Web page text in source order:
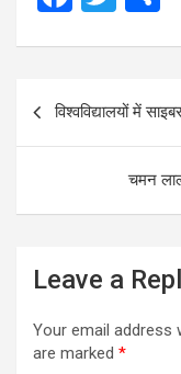
b
o
k
er e
Post
विश्वविद्यालयों में
चमन
Leave a
Your email address
are marked *